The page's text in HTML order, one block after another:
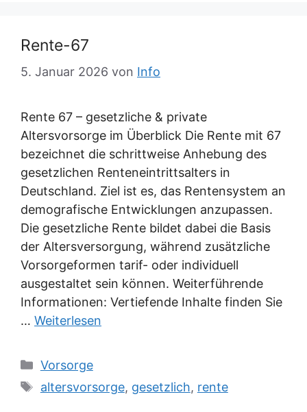
Rente-67
5. Januar 2026 von Info
Rente 67 – gesetzliche & private
Altersvorsorge im Überblick Die Rente mit 67
bezeichnet die schrittweise Anhebung des
gesetzlichen Renteneintrittsalters in
Deutschland. Ziel ist es, das Rentensystem an
demografische Entwicklungen anzupassen.
Die gesetzliche Rente bildet dabei die Basis
der Altersversorgung, während zusätzliche
Vorsorgeformen tarif- oder individuell
ausgestaltet sein können. Weiterführende
Informationen: Vertiefende Inhalte finden Sie
… Weiterlesen
Kategorien
Vorsorge
Schlagwörter
altersvorsorge, gesetzlich, rente